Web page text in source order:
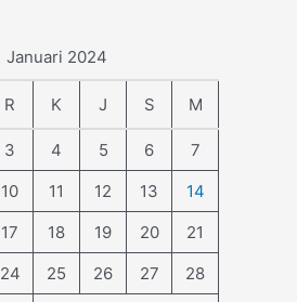
Januari 2024
R K J S M
3 4 5 6
7
10 11 12 13
14
17 18 19 20
21
24 25 26 27 28